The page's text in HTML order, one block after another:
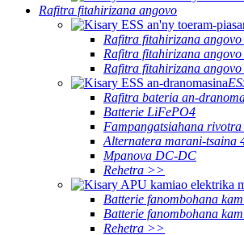
Rafitra fitahirizana angovo
Rafitra fitahirizana
Rafitra fitahirizana
Rafitra fitahirizana
Rafitra bateria an-
Batterie LiFePO4
Fampangatsiahana
Alternatera marani-tsaina
Mpanova DC-DC
Rehetra >>
Batterie fanombohana
Batterie fanombohana
Rehetra >>